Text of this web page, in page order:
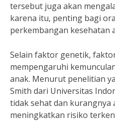
tersebut juga akan
karena itu, penting bagi
perkembangan kesehatan
Selain faktor genetik,
mempengaruhi
anak. Menurut penelitian
Smith dari Universitas
tidak sehat dan kurangnya
meningkatkan risiko